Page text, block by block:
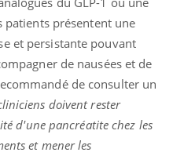
patients présentent une
et persistante pouvant
de nausées et de
de consulter un
doivent rester
d'une pancréatite chez les
et mener les